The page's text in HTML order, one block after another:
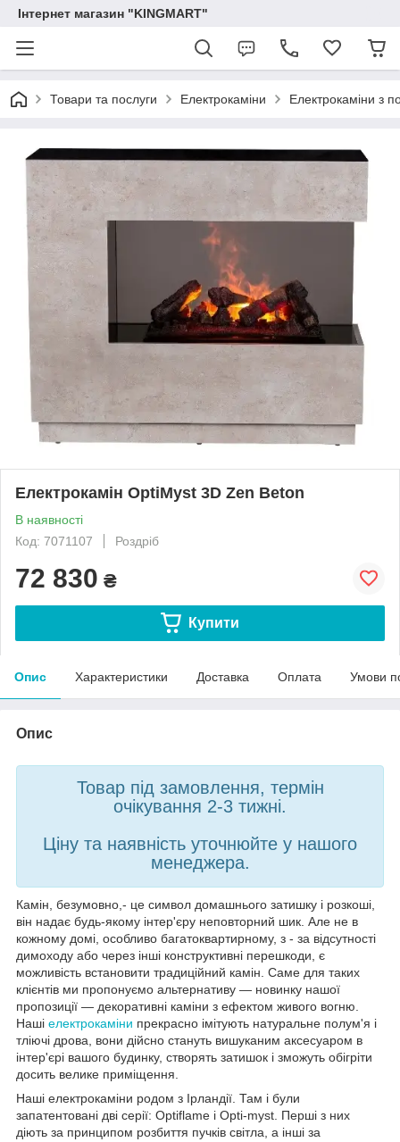
Інтернет магазин "KINGMART"
Товари та послуги Електрокаміни Електрокаміни з
Електрокамін OptiMyst 3D Zen Beton
В наявності
Код: 7071107
Роздріб
72 830 ₴
Купити
Опис Характеристики Доставка Оплата Умови
Опис
Товар під замовлення, термін
очікування 2-3 тижні.
Ціну та наявність уточнюйте у нашого
менеджера.
Камін, безумовно,- це символ домашнього затишку і розкоші,
він надає будь-якому інтер'єру неповторний шик. Але не в
кожному домі, особливо багатоквартирному, з - за відсутності
димоходу або через інші конструктивні перешкоди, є
можливість встановити традиційний камін. Саме для таких
клієнтів ми пропонуємо альтернативу ― новинку нашої
пропозиції — декоративні каміни з ефектом живого вогню.
Наші електрокаміни прекрасно імітують натуральне полум'я і
тліючі дрова, вони дійсно стануть вишуканим аксесуаром в
інтер'єрі вашого будинку, створять затишок і зможуть обігріти
досить велике приміщення.
Наші електрокаміни родом з Ірландії. Там і були
запатентовані дві серії: Optiflame і Opti-myst. Перші з них
діють за принципом розбиття пучків світла, а інші за